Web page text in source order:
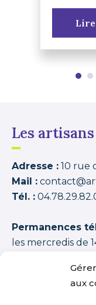
aux
Les
Adresse : 10 rue
Mail :
Tél. :
Permanences
les mercredis de
1350
+ journées